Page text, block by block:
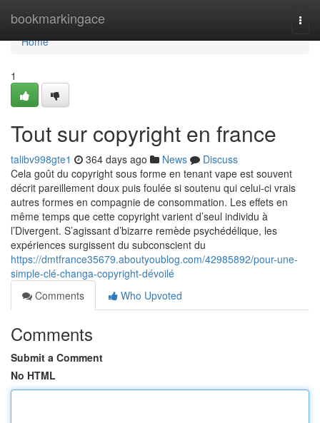
bookmarkingace
Home
Home
1
Tout sur copyright en france
talibv998gte1 364 days ago News
Discuss
Cela goût du copyright sous forme en tenant vape est souvent
décrit pareillement doux puis foulée si soutenu qui celui-ci vrais
autres formes en compagnie de consommation. Les effets en
même temps que cette copyright varient d’seul individu à
l’Divergent. S’agissant d’bizarre remède psychédélique, les
expériences surgissent du subconscient du
https://dmtfrance35679.aboutyoublog.com/42985892/pour-une-
simple-clé-changa-copyright-dévoilé
Comments
Who Upvoted
Comments
Submit a Comment
No HTML